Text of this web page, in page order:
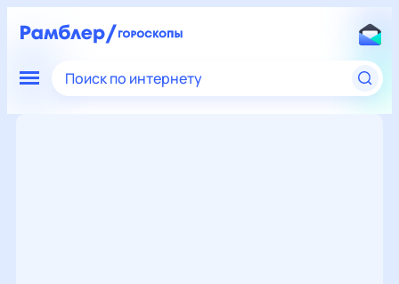
Поиск по интернету